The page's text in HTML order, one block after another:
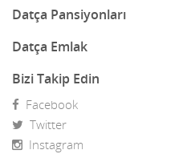
Demir Doğrama
Dergiler
Diğer Ürünler
Direk Sahibinden Emlak
Diş Doktorları
Datça Pansiyonları
Datça Emlak
Bizi Takip Edin
Facebook
Twitter
Instagram